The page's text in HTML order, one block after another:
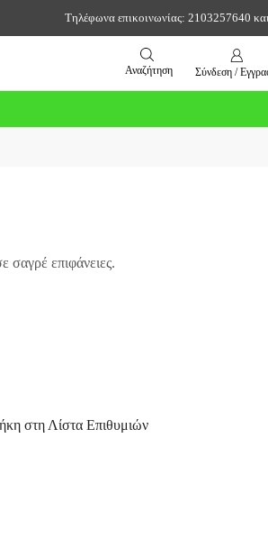
Τηλέφωνα επικοινωνίας: 2103257640
Αναζήτηση Σύνδεση /
σαγρέ επιφάνειες.
στη Λίστα Επιθυμιών